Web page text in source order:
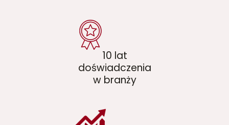
10 lat
doświadczenia
w branży